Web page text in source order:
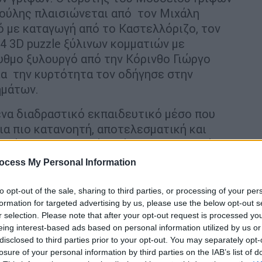
My Personal Information
opt-out of the sale, sharing to third parties, or processing of your
for targeted advertising by us, please use the below opt-out
selection. Please note that after your opt-out request is processed
interest-based ads based on personal information utilized by us
to third parties prior to your opt-out. You may separately
of your personal information by third parties on the IAB’s list of
πλαισιώνεται από τον Μιχάλη
με καταγωγή από το Καστελλόριζο, τον
3D puzzle ξύλινων κομματιών με
ξυλουργό από την Κόρινθο Γιώργο
την κυρτότητα τον οδήγησε στην
διαδραστικό εκπαιδευτικό μέσο που
πιο κατανοητή, αποτελεσματική και
δύσκολων εννοιών. Εύλογα θα μπορούσαν
προγράμματα. Συμβάλλουν στην
έχει μεγάλη μερίδα των μαθητών, κυρίως
τη φαντασία, την
και ελκυστικοί.
το ενδιαφέρον και μας προσκαλούν
σε ένα νέο πίνακα